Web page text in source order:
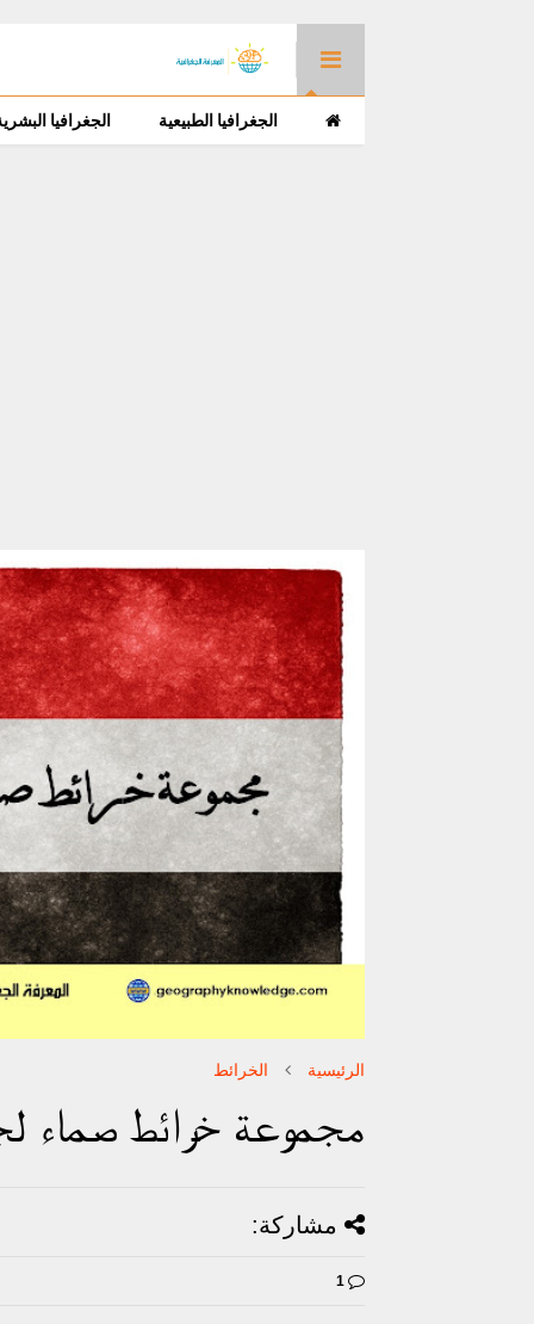
الجغرافيا الطبيعية الجغرافيا
الرئيسية الخرائط
مجموعة خرائط صماء
مشاركة: